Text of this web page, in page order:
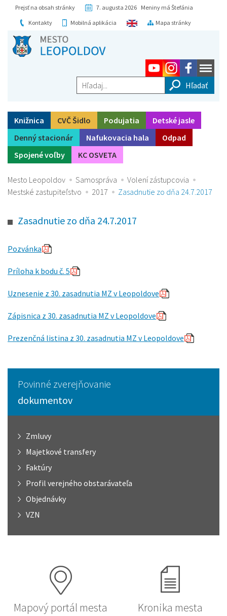
Prejsť na obsah stránky
7. augusta 2026 Meniny má Štefánia
Kontakty
Mobilná aplikácia Mapa stránky
Hľadaj...
Knižnica CVČ Šidlo Podujatia
Detské jasle
Denný stacionár
Nafukovacia hala
Odpad
Spojené voľby
KC OSVETA
Mesto Leopoldov Samospráva
Volení zástupcovia
Mestské zastupiteľstvo
2017 Zasadnutie zo dňa 24.7.2017
Zasadnutie zo dňa 24.7.2017
Pozvánka
Príloha k bodu č. 5
Uznesenie z 30. zasadnutia MZ v Leopoldove
Zápisnica z 30. zasadnutia MZ v Leopoldove
Prezenčná listina z 30. zasadnutia MZ v Leopoldove
Povinné zverejňovanie
dokumentov
Zmluvy
Majetkové transfery
Faktúry
Profil verejného obstarávateľa
Objednávky
VZN
Mapový portál mesta Kronika mesta